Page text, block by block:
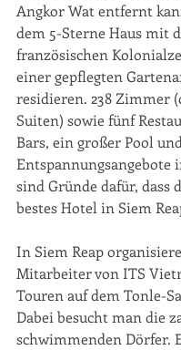
Angkor Wat entfernt
dem 5-Sterne Haus mit
französischen
einer gepflegten
residieren. 238 Zimmer
Suiten) sowie fünf
Bars, ein großer Pool
Entspannungsangebote
sind Gründe dafür, dass
bestes Hotel in Siem
In Siem Reap
Mitarbeiter von ITS
Touren auf dem Tonle-
Dabei besucht man die
schwimmenden Dörfer.